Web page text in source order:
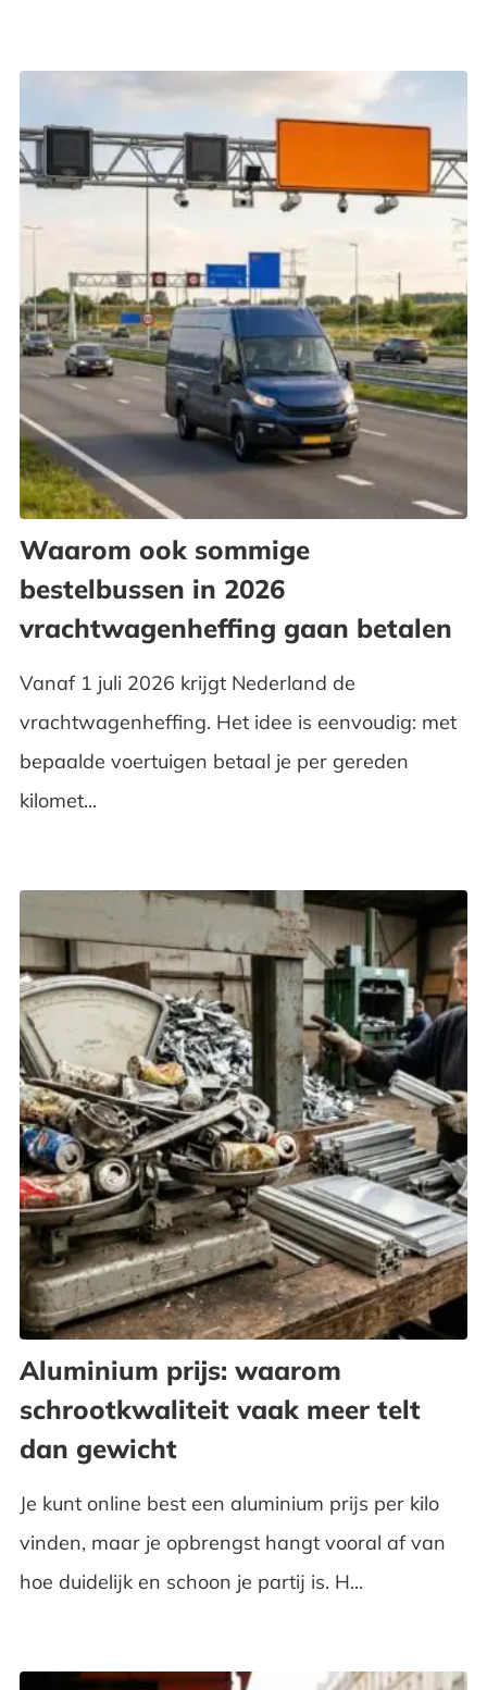
Waarom ook sommige
bestelbussen in 2026
vrachtwagenheffing gaan betalen
Vanaf 1 juli 2026 krijgt Nederland de
vrachtwagenheffing. Het idee is eenvoudig: met
bepaalde voertuigen betaal je per gereden
kilomet...
Aluminium prijs: waarom
schrootkwaliteit vaak meer telt
dan gewicht
Je kunt online best een aluminium prijs per kilo
vinden, maar je opbrengst hangt vooral af van
hoe duidelijk en schoon je partij is. H...